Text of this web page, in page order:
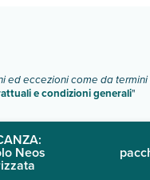
ed eccezioni come da
e condizioni generali"
Neos